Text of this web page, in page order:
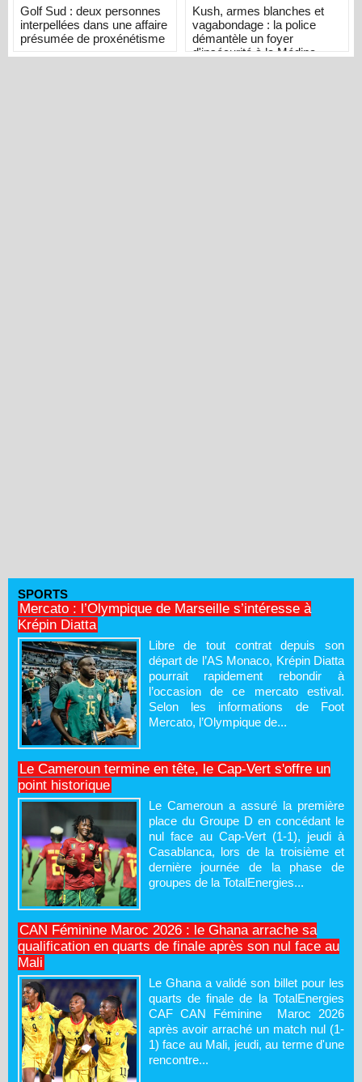
Golf Sud : deux personnes
interpellées dans une affaire
présumée de proxénétisme
Kush, armes blanches et
vagabondage : la police
démantèle un foyer
d'insécurité à la Médina
SPORTS
Mercato : l’Olympique de Marseille s’intéresse à
Krépin Diatta
Libre de tout contrat depuis son
départ de l’AS Monaco, Krépin Diatta
pourrait rapidement rebondir à
l’occasion de ce mercato estival.
Selon les informations de Foot
Mercato, l’Olympique de...
Le Cameroun termine en tête, le Cap-Vert s'offre un
point historique
Le Cameroun a assuré la première
place du Groupe D en concédant le
nul face au Cap-Vert (1-1), jeudi à
Casablanca, lors de la troisième et
dernière journée de la phase de
groupes de la TotalEnergies...
CAN Féminine Maroc 2026 : le Ghana arrache sa
qualification en quarts de finale après son nul face au
Mali
Le Ghana a validé son billet pour les
quarts de finale de la TotalEnergies
CAF CAN Féminine Maroc 2026
après avoir arraché un match nul (1-
1) face au Mali, jeudi, au terme d'une
rencontre...